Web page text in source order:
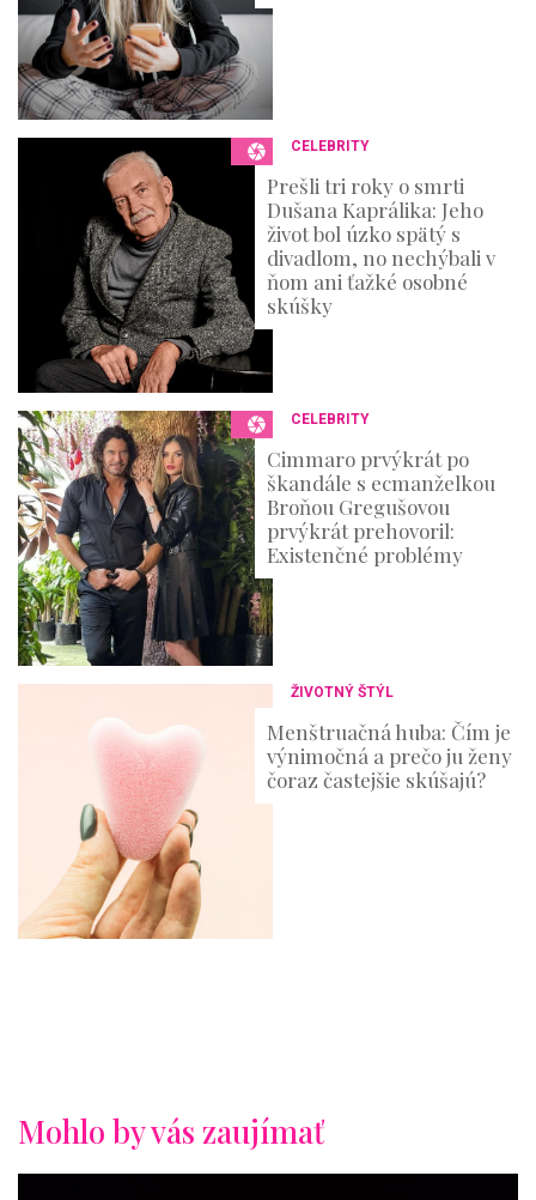
CELEBRITY
Prešli tri roky o smrti
Dušana Kaprálika: Jeho
život bol úzko spätý s
divadlom, no nechýbali v
ňom ani ťažké osobné
skúšky
CELEBRITY
Cimmaro prvýkrát po
škandále s ecmanželkou
Broňou Gregušovou
prvýkrát prehovoril:
Existenčné problémy
ŽIVOTNÝ ŠTÝL
Menštruačná huba: Čím je
výnimočná a prečo ju ženy
čoraz častejšie skúšajú?
Mohlo by vás zaujímať